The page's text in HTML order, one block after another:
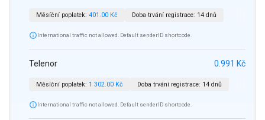
Měsíční poplatek: 401.00 Kč Doba trvání registrace: 14 dnů
International traffic not allowed. Default senderID shortcode.
Telenor 0.991 Kč
Měsíční poplatek: 1 302.00 Kč Doba trvání registrace: 14 dnů
International traffic not allowed. Default senderID shortcode.